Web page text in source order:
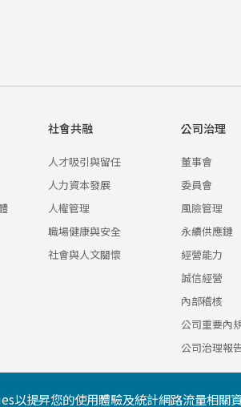
以提昇您的使用體驗及統計網路流量相關
社會共融
人才吸引與留任
人力資本發展
人權管理
職場健康與安全
社會與人文關懷
公司治理
董事會
委員會
風險管理
永續供應鏈
經營能力
誠信經營
內部稽核
公司重要內
公司治理報